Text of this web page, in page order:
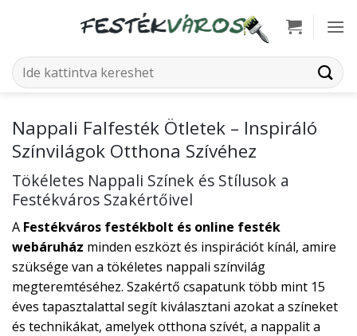
Keresés
a
Nappali Falfesték Ötletek – Inspiráló
Színvilágok Otthona Szívéhez
Tökéletes Nappali Színek és Stílusok a
Festékváros Szakértőivel
A Festékváros festékbolt és online festék
webáruház minden eszközt és inspirációt kínál, amire
szüksége van a tökéletes nappali színvilág
megteremtéséhez. Szakértő csapatunk több mint 15
éves tapasztalattal segít kiválasztani azokat a színeket
és technikákat, amelyek otthona szívét, a nappalit a